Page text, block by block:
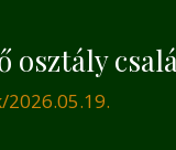
osztály
/2026.05.19.